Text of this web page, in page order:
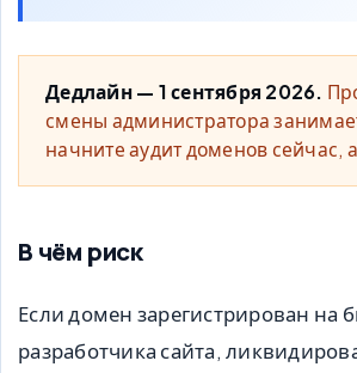
Дедлайн — 1 сентября 2026.
смены администратора
начните аудит доменов сейчас, а
В чём риск
Если домен зарегистрирован на
разработчика сайта,